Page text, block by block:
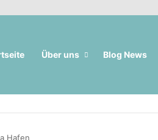
Über uns Blog News
Hafen